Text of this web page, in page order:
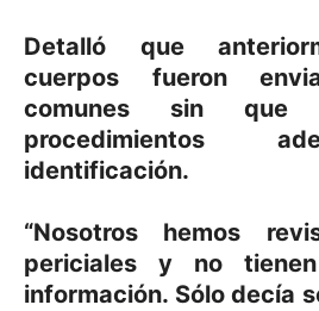
Detalló que
cuerpos fueron
comunes sin que
procedimientos
identificación.
“Nosotros hemos
periciales y no
información. Sólo decía